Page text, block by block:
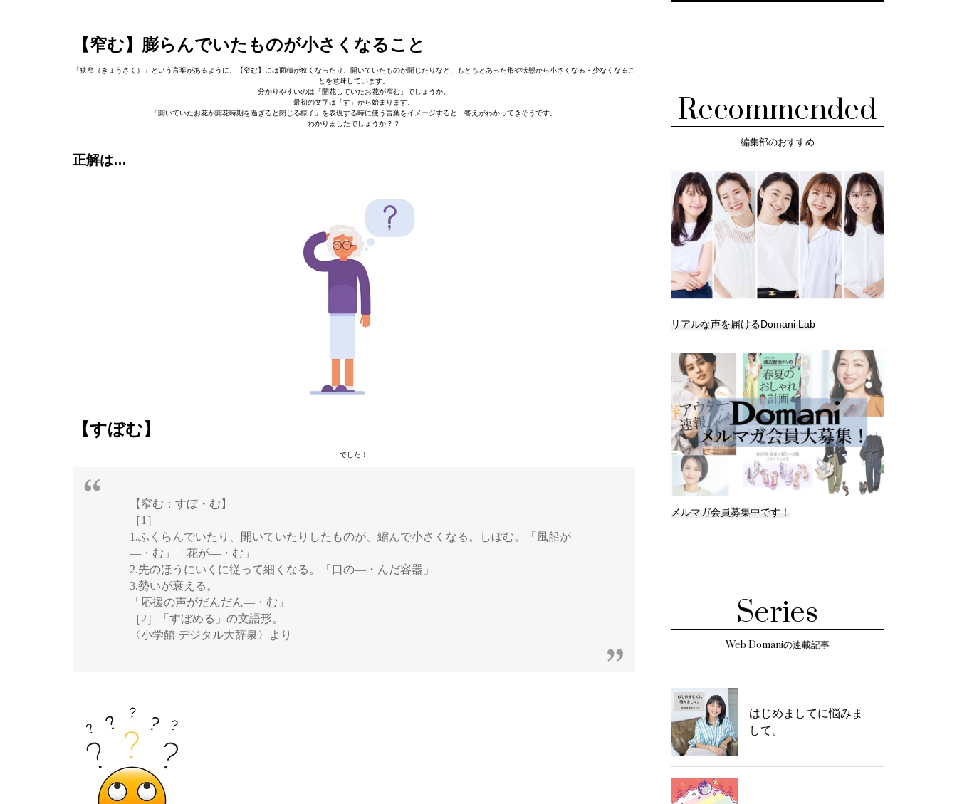
【窄む】膨らんでいたものが小さくなること
「狭窄（きょうさく）」という言葉があるように、【窄む】には面積が狭くなったり、開いていたものが閉じたりなど、もともとあった形や状態から小さくなる・少なくなるこ
とを意味しています。
分かりやすいのは「開花していたお花が窄む」でしょうか。
最初の文字は「す」から始まります。
「開いていたお花が開花時期を過ぎると閉じる様子」を表現する時に使う言葉をイメージすると、答えがわかってきそうです。
わかりましたでしょうか？？
正解は…
【すぼむ】
でした！
【窄む：すぼ・む】
［1］
1.ふくらんでいたり、開いていたりしたものが、縮んで小さくなる。しぼむ。「風船が
―・む」「花が―・む」
2.先のほうにいくに従って細くなる。「口の―・んだ容器」
3.勢いが衰える。
「応援の声がだんだん―・む」
［2］「すぼめる」の文語形。
〈小学館 デジタル大辞泉〉より
Recommended
編集部のおすすめ
リアルな声を届けるDomani Lab
メルマガ会員募集中です！
Series
Web Domaniの連載記事
はじめましてに悩みま
して。